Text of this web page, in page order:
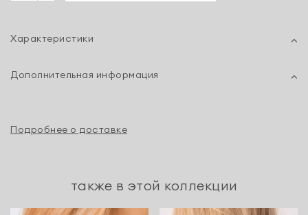
Характеристики
Дополнительная информация
Подробнее о доставке
также в этой коллекции